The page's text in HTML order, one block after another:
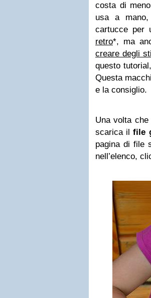
costa di
usa a
cartucce per
retro*, ma
creare degli
questo
Questa
e la consiglio.
Una volta
scarica ilfile
pagina di file
nell’elenco,